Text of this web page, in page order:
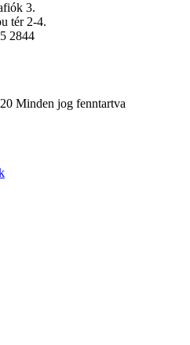
3.
tér 2-4.
2844
Minden jog fenntartva